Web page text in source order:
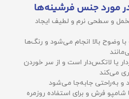
مورد جنس فرشینه‌ها
و سطحی نرم و لطیف ایجاد
وضوح بالا انجام می‌شود و رنگ‌ها
یا لاتکس‌دار است و از سر خوردن
می‌کند
و به‌راحتی جابه‌جا می‌شود
فرش و برای استفاده روزمره